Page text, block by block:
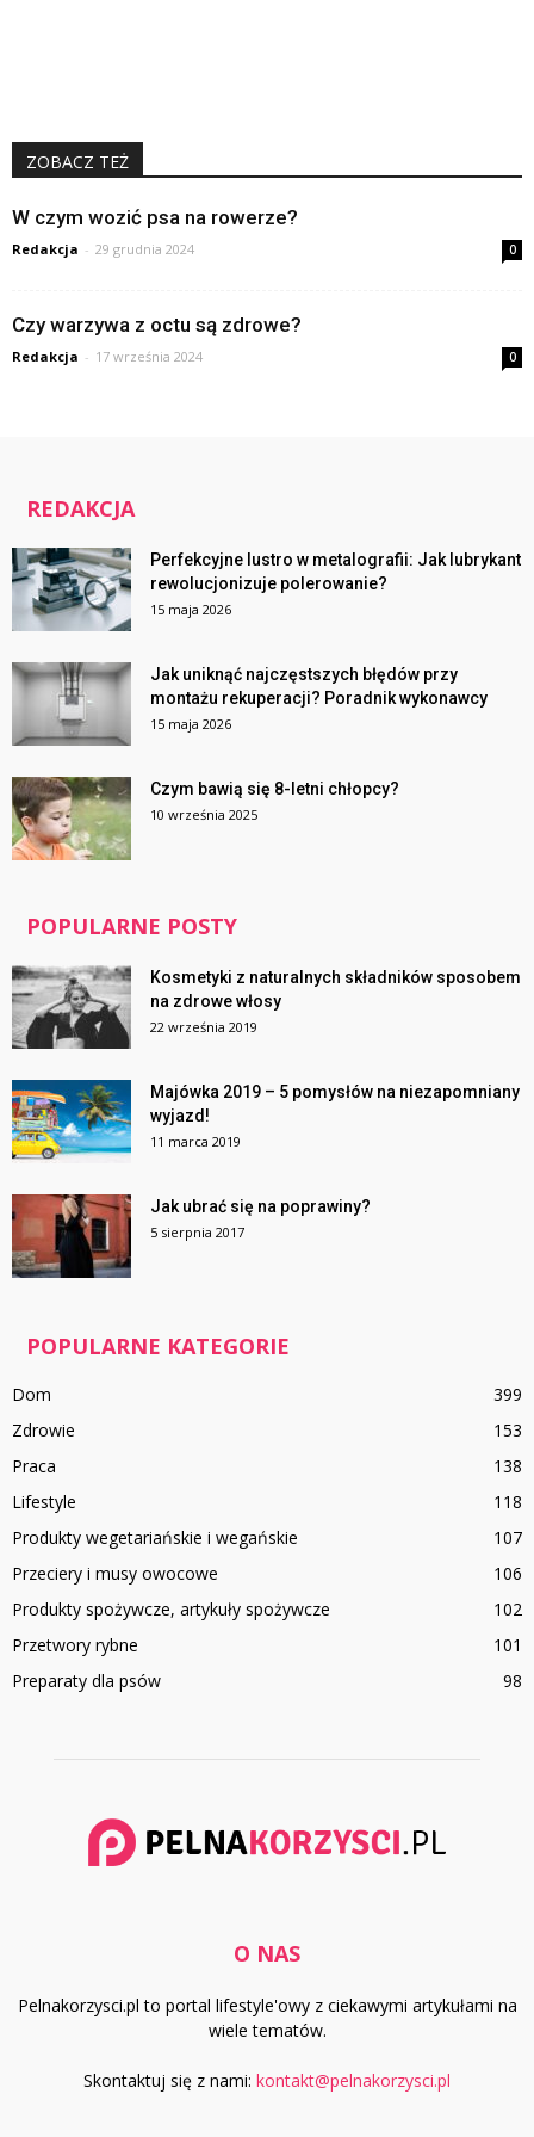
ZOBACZ TEŻ
W czym wozić psa na rowerze?
Redakcja - 29 grudnia 2024 0
Czy warzywa z octu są zdrowe?
Redakcja - 17 września 2024 0
REDAKCJA
Perfekcyjne lustro w metalografii: Jak lubrykant
rewolucjonizuje polerowanie?
15 maja 2026
Jak uniknąć najczęstszych błędów przy
montażu rekuperacji? Poradnik wykonawcy
15 maja 2026
Czym bawią się 8-letni chłopcy?
10 września 2025
POPULARNE POSTY
Kosmetyki z naturalnych składników sposobem
na zdrowe włosy
22 września 2019
Majówka 2019 – 5 pomysłów na niezapomniany
wyjazd!
11 marca 2019
Jak ubrać się na poprawiny?
5 sierpnia 2017
POPULARNE KATEGORIE
Dom
399
Zdrowie
153
Praca
138
Lifestyle
118
Produkty wegetariańskie i wegańskie
107
Przeciery i musy owocowe
106
Produkty spożywcze, artykuły spożywcze
102
Przetwory rybne
101
Preparaty dla psów
98
O NAS
Pelnakorzysci.pl to portal lifestyle'owy z ciekawymi artykułami na
wiele tematów.
Skontaktuj się z nami: kontakt@pelnakorzysci.pl